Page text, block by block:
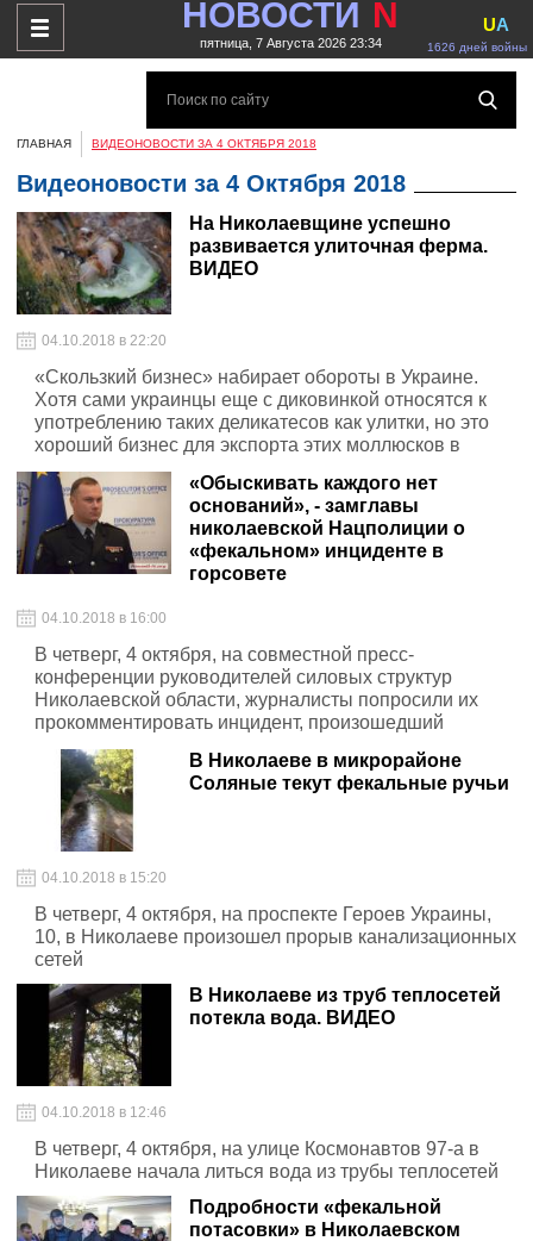
НОВОСТИ N
пятница, 7 Августа 2026 23:34 1626 дней войны
UA
ГЛАВНАЯ ВИДЕОНОВОСТИ ЗА 4 ОКТЯБРЯ 2018
Видеоновости за 4 Октября 2018
На Николаевщине успешно
развивается улиточная ферма.
ВИДЕО
04.10.2018 в 22:20
«Скользкий бизнес» набирает обороты в Украине.
Хотя сами украинцы еще с диковинкой относятся к
употреблению таких деликатесов как улитки, но это
хороший бизнес для экспорта этих моллюсков в
Европу
«Обыскивать каждого нет
оснований», - замглавы
николаевской Нацполиции о
«фекальном» инциденте в
горсовете
04.10.2018 в 16:00
В четверг, 4 октября, на совместной пресс-
конференции руководителей силовых структур
Николаевской области, журналисты попросили их
прокомментировать инцидент, произошедший
сегодня на сессии городского совета
В Николаеве в микрорайоне
Соляные текут фекальные ручьи
04.10.2018 в 15:20
В четверг, 4 октября, на проспекте Героев Украины,
10, в Николаеве произошел прорыв канализационных
сетей
В Николаеве из труб теплосетей
потекла вода. ВИДЕО
04.10.2018 в 12:46
В четверг, 4 октября, на улице Космонавтов 97-а в
Николаеве начала литься вода из трубы теплосетей
Подробности «фекальной
потасовки» в Николаевском